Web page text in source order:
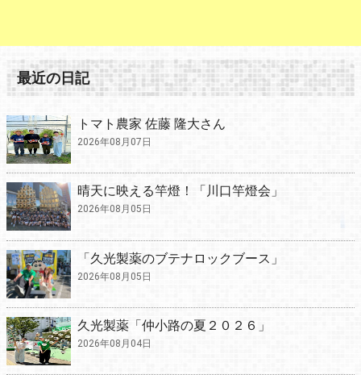
最近の日記
トマト農家 佐藤 隆大さん
2026年08月07日
晴天に映える竿燈！「川口竿燈会」
2026年08月05日
「久光製薬のブテナロックブース」
2026年08月05日
久光製薬「仲小路の夏２０２６」
2026年08月04日